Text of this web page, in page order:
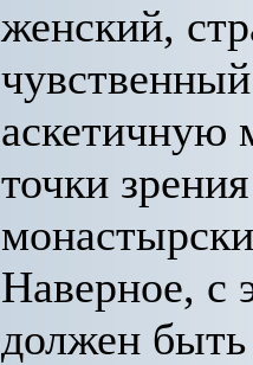
женский,
аскетичную
точки
Наверное, с
должен